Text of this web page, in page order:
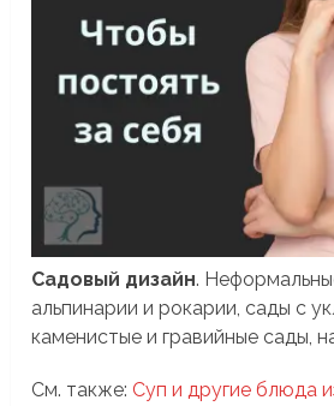
Садовый дизайн.
альпинарии и рокарии, сады с
каменистые и гравийные сады,
См. также: Суп и другие блюда